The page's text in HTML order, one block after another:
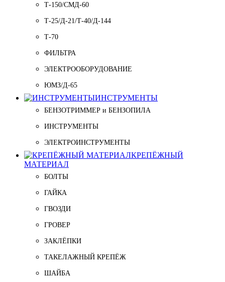
Т-150/СМД-60
Т-25/Д-21/Т-40/Д-144
Т-70
ФИЛЬТРА
ЭЛЕКТРООБОРУДОВАНИЕ
ЮМЗ/Д-65
ИНСТРУМЕНТЫ
БЕНЗОТРИММЕР и БЕНЗОПИЛА
ИНСТРУМЕНТЫ
ЭЛЕКТРОИНСТРУМЕНТЫ
КРЕПЁЖНЫЙ
МАТЕРИАЛ
БОЛТЫ
ГАЙКА
ГВОЗДИ
ГРОВЕР
ЗАКЛЁПКИ
ТАКЕЛАЖНЫЙ КРЕПЁЖ
ШАЙБА